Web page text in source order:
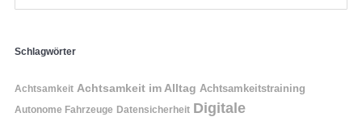
Schlagwörter
Achtsamkeit Achtsamkeit im Alltag Achtsamkeitstraining
Autonome Fahrzeuge Datensicherheit Digitale